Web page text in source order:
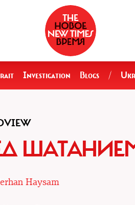
Investigation Blogs /
Haysam